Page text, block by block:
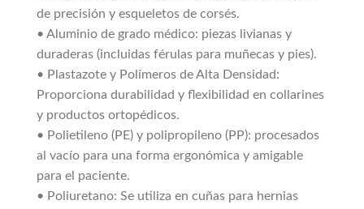
de precisión y esqueletos de corsés.
• Aluminio de grado médico: piezas livianas y
duraderas (incluidas férulas para muñecas y pies).
• Plastazote y Polímeros de Alta Densidad:
Proporciona durabilidad y flexibilidad en collarines
y productos ortopédicos.
• Polietileno (PE) y polipropileno (PP): procesados ​​
al vacío para una forma ergonómica y amigable
para el paciente.
• Poliuretano: Se utiliza en cuñas para hernias